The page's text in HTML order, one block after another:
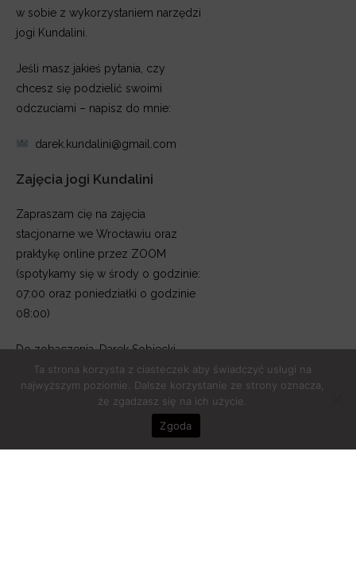
w sobie z wykorzystaniem narzędzi
jogi Kundalini.
Jeśli masz jakieś pytania, czy
chcesz się podzielić swoimi
odczuciami – napisz do mnie:
darek.kundalini@gmail.com
Zajęcia jogi Kundalini
Zapraszam cię na zajęcia
stacjonarne we Wrocławiu oraz
praktykę online przez ZOOM
(spotykamy się w środy o godzinie:
07:00 oraz poniedziałki o godzinie
08:00)
Do zobaczenia, Darek Sobiecki –
oko na Kundalini
Ta strona korzysta z ciasteczek aby świadczyć usługi na
najwyższym poziomie. Dalsze korzystanie ze strony oznacza,
że zgadzasz się na ich użycie.
Zgoda